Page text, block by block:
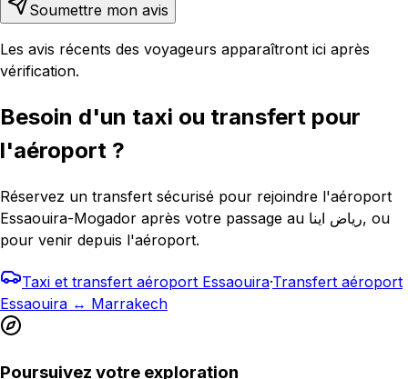
Soumettre mon avis
Les avis récents des voyageurs apparaîtront ici après
vérification.
Besoin d'un taxi ou transfert pour
l'aéroport ?
Réservez un transfert sécurisé pour rejoindre l'aéroport
Essaouira-Mogador après votre passage au رياض اينا, ou
pour venir depuis l'aéroport.
Taxi et transfert aéroport Essaouira·Transfert aéroport
Essaouira ↔ Marrakech
Poursuivez votre exploration